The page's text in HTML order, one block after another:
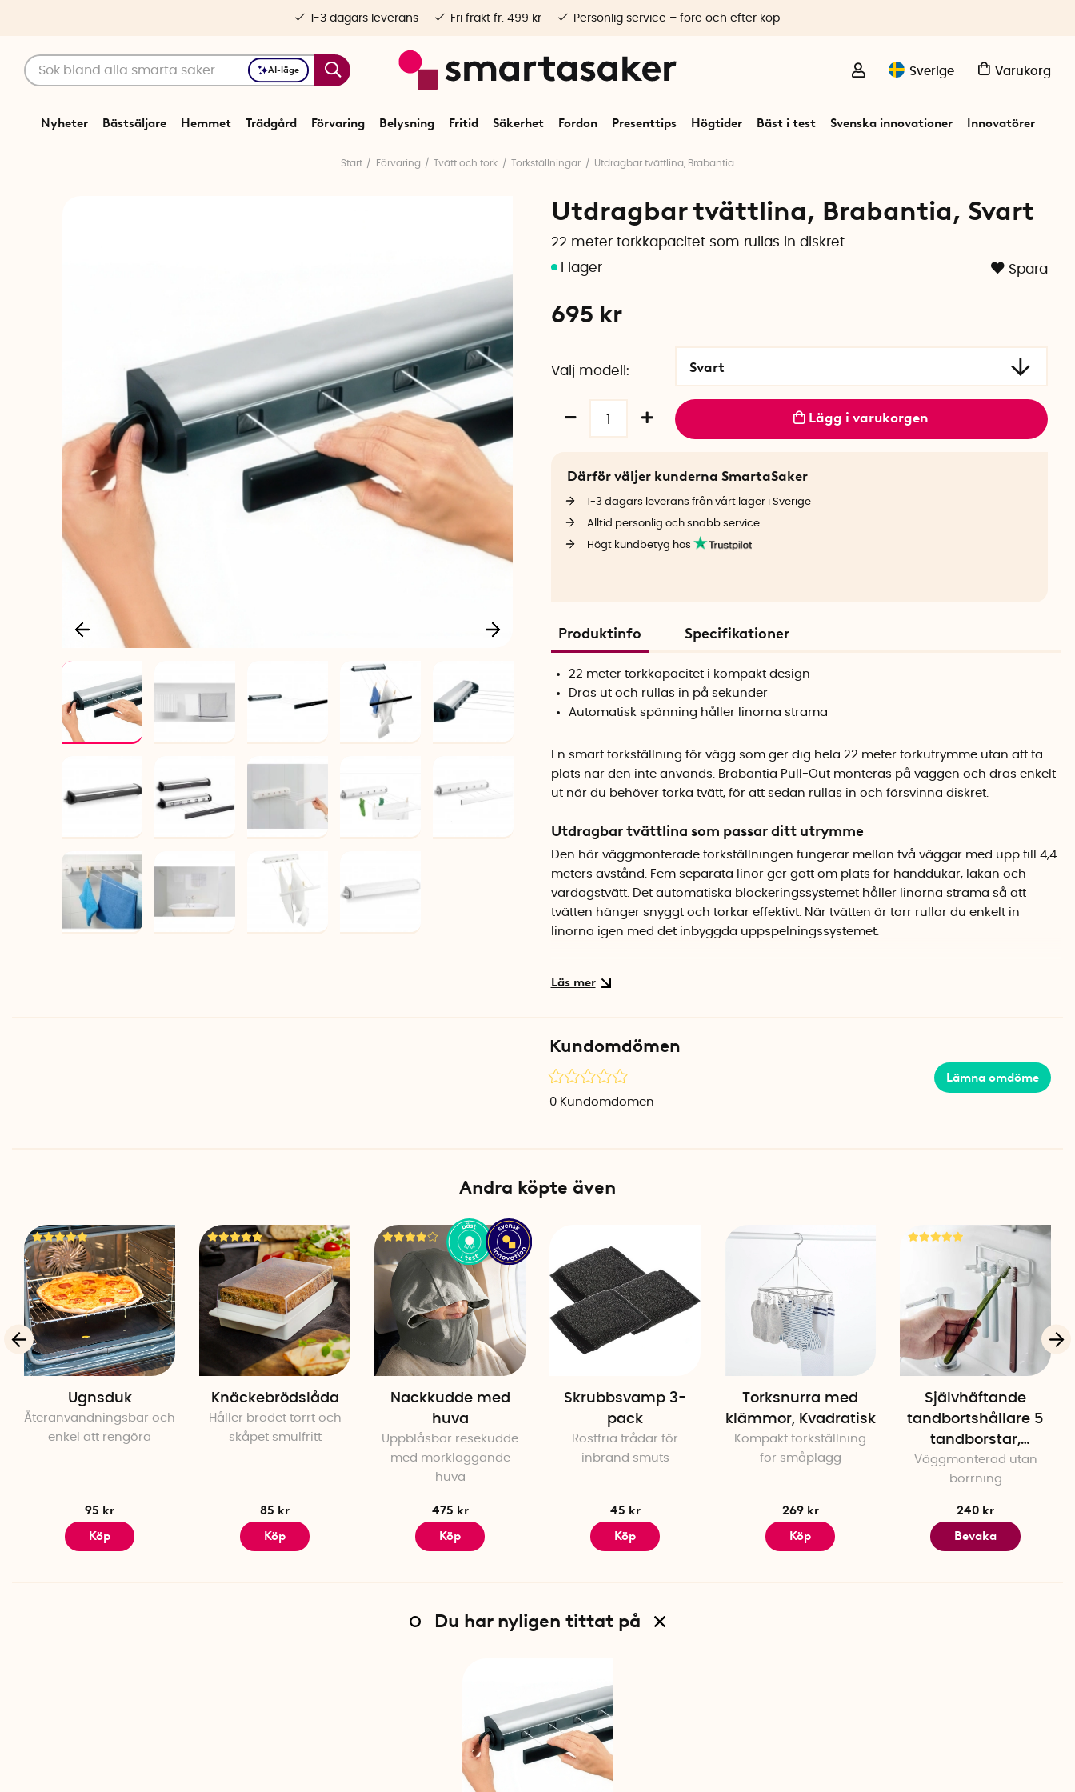
AI-läge Sverige Varukorg
Nyheter Bästsäljare Hemmet Trädgård Förvaring Belysning Fritid Säkerhet Fordon Presenttips Högtider Bäst i test Svenska innovationer Innovatörer
1-3 dagars leverans Fri frakt fr. 499 kr Personlig service – före och efter köp
Start Förvaring Tvätt och tork Torkställningar Utdragbar tvättlina, Brabantia
Utdragbar tvättlina, Brabantia, Svart
22 meter torkkapacitet som rullas in diskret
Spara
695 kr
Välj modell Svart
Lägg i varukorgen
Därför väljer kunderna SmartaSaker
1-3 dagars leverans från vårt lager i Sverige
Alltid personlig och snabb service
Högt kundbetyg hos
Produktinfo Specifikationer
22 meter torkkapacitet i kompakt design
Dras ut och rullas in på sekunder
Automatisk spänning håller linorna strama
En smart torkställning för vägg som ger dig hela 22 meter torkutrymme utan att ta
plats när den inte används. Brabantia Pull-Out monteras på väggen och dras enkelt
ut när du behöver torka tvätt, för att sedan rullas in och försvinna diskret.
Utdragbar tvättlina som passar ditt utrymme
Den här väggmonterade torkställningen fungerar mellan två väggar med upp till 4,4
meters avstånd. Fem separata linor ger gott om plats för handdukar, lakan och
vardagstvätt. Det automatiska blockeringssystemet håller linorna strama så att
tvätten hänger snyggt och torkar effektivt. När tvätten är torr rullar du enkelt in
linorna igen med det inbyggda uppspelningssystemet.
undantag. Den kompakta formen gör att den knappt märks när den är infälld.
Specifikationer
Torkkapacitet: 22 meter
Montering: Väggmonterad
Kundomdömen
Lämna omdöme
0 Kundomdömen
Andra köpte även
Ugnsduk
Återanvändningsbar och
enkel att rengöra
95 kr
Köp
Knäckebrödslåda
Håller brödet torrt och
skåpet smulfritt
85 kr
Köp
Nackkudde med
huva
Uppblåsbar resekudde
med mörkläggande
huva
475 kr
Köp
Skrubbsvamp 3-
pack
Rostfria trådar för
inbränd smuts
45 kr
Köp
Torksnurra med
klämmor, Kvadratisk
Kompakt torkställning
för småplagg
269 kr
Köp
Självhäftande
tandbortshållare 5
tandborstar,
Yamazaki
Väggmonterad utan
borrning
240 kr
Bevaka
Du har nyligen tittat på